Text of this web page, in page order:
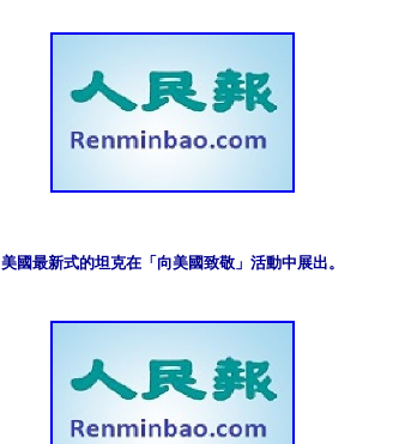
美國最新式的坦克在「向美國致敬」活動中展出。